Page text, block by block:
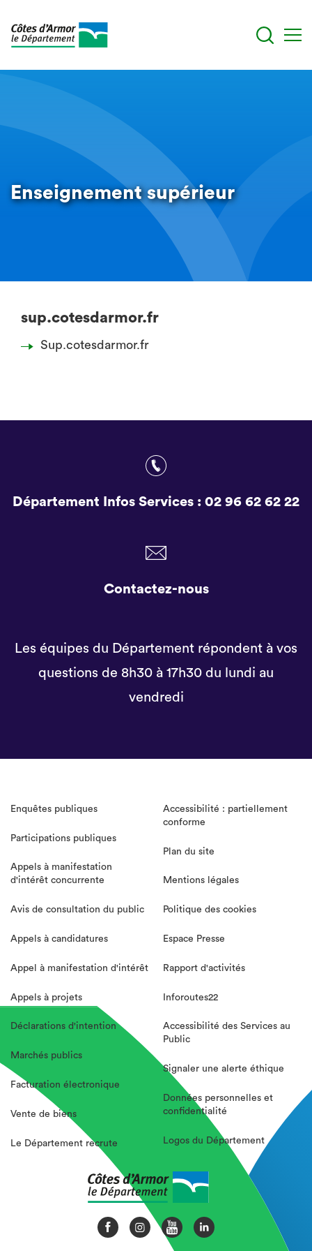
principal
Enseignement supérieur
sup.cotesdarmor.fr
Sup.cotesdarmor.fr
Département Infos Services : 02 96 62 62 22
Contactez-nous
Les équipes du Département répondent à vos
questions de 8h30 à 17h30 du lundi au
vendredi
Enquêtes publiques
Participations publiques
Appels à manifestation
d'intérêt concurrente
Avis de consultation du public
Appels à candidatures
Appel à manifestation d'intérêt
Appels à projets
Déclarations d'intention
Marchés publics
Facturation électronique
Vente de biens
Le Département recrute
Accessibilité : partiellement
conforme
Plan du site
Mentions légales
Politique des cookies
Espace Presse
Rapport d'activités
Inforoutes22
Accessibilité des Services au
Public
Signaler une alerte éthique
Données personnelles et
confidentialité
Logos du Département